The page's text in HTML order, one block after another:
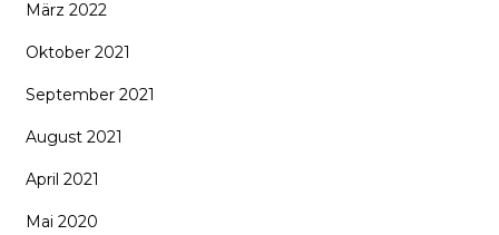
März 2022
Oktober 2021
September 2021
August 2021
April 2021
Mai 2020